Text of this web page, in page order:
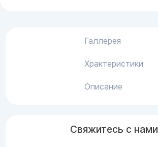
Галлерея
Храктеристики
Описание
Свяжитесь с нами